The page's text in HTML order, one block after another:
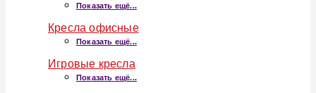
Показать ещё...
Кресла офисные
Показать ещё...
Игровые кресла
Показать ещё...